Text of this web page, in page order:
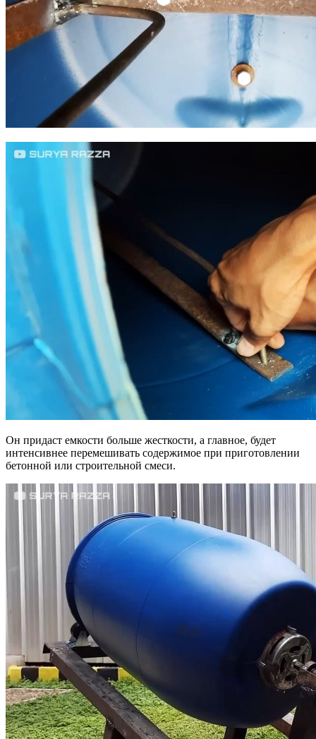
Он придаст емкости больше жесткости, а главное, будет
интенсивнее перемешивать содержимое при приготовлении
бетонной или строительной смеси.